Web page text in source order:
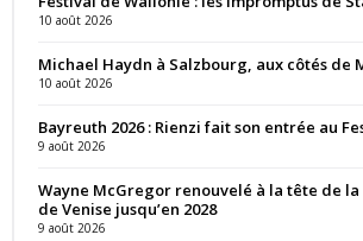
10 août 2026
Michael Haydn à Salzbourg, aux côtés de
10 août 2026
Bayreuth 2026 : Rienzi fait son entrée au
9 août 2026
Wayne McGregor renouvelé à la tête de la
de Venise jusqu’en 2028
9 août 2026